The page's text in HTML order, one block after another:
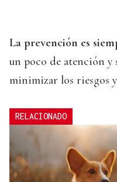
La prevención es
un poco de atención y
minimizar los riesgos
RELACIONADO